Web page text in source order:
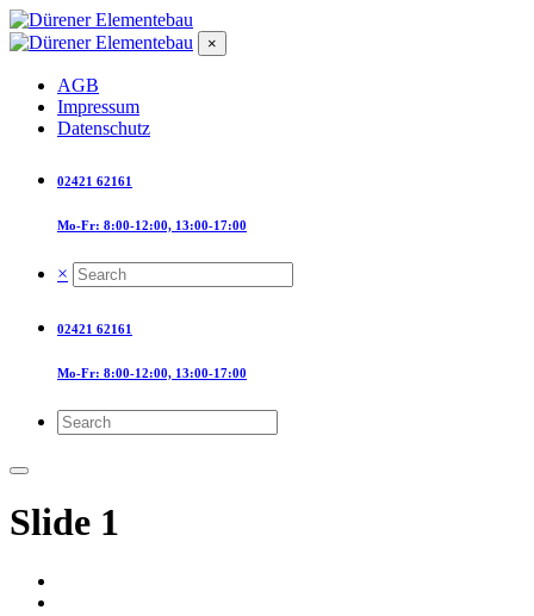
×
AGB
Impressum
Datenschutz
02421 62161
Mo-Fr: 8:00-12:00, 13:00-17:00
×
02421 62161
Mo-Fr: 8:00-12:00, 13:00-17:00
Slide 1